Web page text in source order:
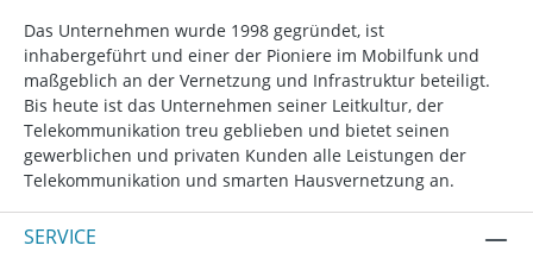
Das Unternehmen wurde 1998 gegründet, ist
inhabergeführt und einer der Pioniere im Mobilfunk und
maßgeblich an der Vernetzung und Infrastruktur beteiligt.
Bis heute ist das Unternehmen seiner Leitkultur, der
Telekommunikation treu geblieben und bietet seinen
gewerblichen und privaten Kunden alle Leistungen der
Telekommunikation und smarten Hausvernetzung an.
SERVICE